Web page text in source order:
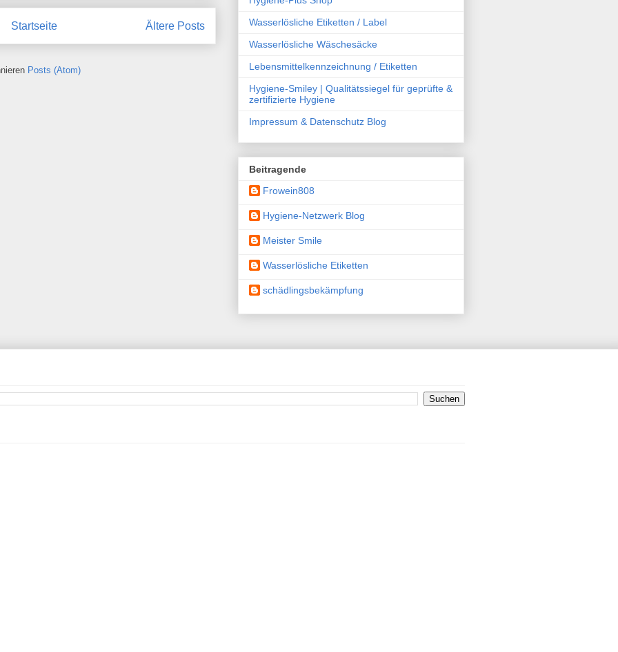
Ältere Posts
Startseite
Posts (Atom)
Wasserlösliche Etiketten / Label
Wasserlösliche Wäschesäcke
Lebensmittelkennzeichnung / Etiketten
Hygiene-Smiley | Qualitätssiegel für geprüfte &
zertifizierte Hygiene
Impressum & Datenschutz Blog
Beitragende
Frowein808
Hygiene-Netzwerk Blog
Meister Smile
Wasserlösliche Etiketten
schädlingsbekämpfung